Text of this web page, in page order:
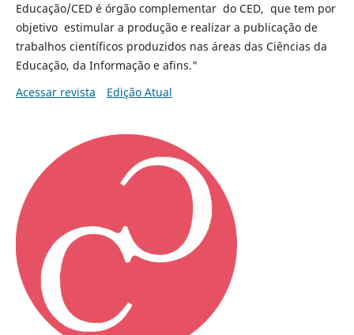
Educação/CED é órgão complementar do CED, que tem por
objetivo estimular a produção e realizar a publicação de
trabalhos científicos produzidos nas áreas das Ciências da
Educação, da Informação e afins."
Acessar revista
Edição Atual